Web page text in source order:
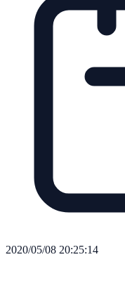
2020/05/08 20:25:14